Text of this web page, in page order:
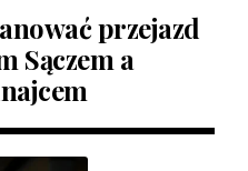
przejazd
Sączem a